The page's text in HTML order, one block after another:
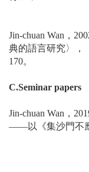
Jin-chuan Wan，
典的語言研究〉，
170。
C.Seminar papers
Jin-chuan Wan，
——以《集沙門不